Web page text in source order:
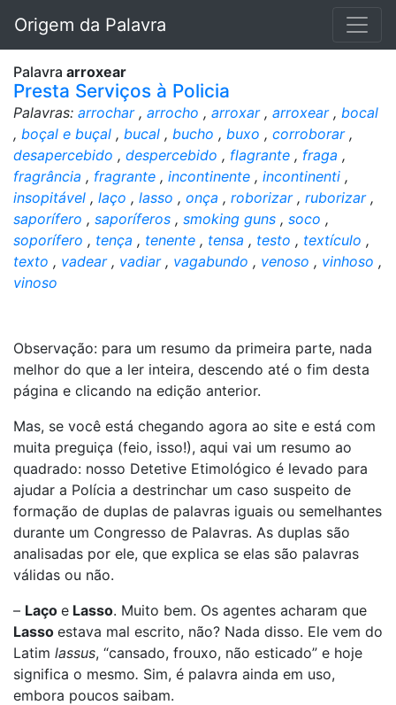
Origem da Palavra
Palavra arroxear
Presta Serviços à Policia
Palavras: arrochar, arrocho , arroxar, arroxear, bocal
, boçal e buçal , bucal , bucho , buxo , corroborar,
desapercebido , despercebido , flagrante , fraga ,
fragrância , fragrante , incontinente , incontinenti ,
insopitável , laço , lasso , onça , roborizar, ruborizar,
saporífero , saporíferos , smoking guns , soco ,
soporífero , tença , tenente , tensa , testo , textículo ,
texto , vadear, vadiar, vagabundo , venoso , vinhoso ,
vinoso
Observação: para um resumo da primeira parte, nada
melhor do que a ler inteira, descendo até o fim desta
página e clicando na edição anterior.
Mas, se você está chegando agora ao site e está com
muita preguiça (feio, isso!), aqui vai um resumo ao
quadrado: nosso Detetive Etimológico é levado para
ajudar a Polícia a destrinchar um caso suspeito de
formação de duplas de palavras iguais ou semelhantes
durante um Congresso de Palavras. As duplas são
analisadas por ele, que explica se elas são palavras
válidas ou não.
– Laço e Lasso. Muito bem. Os agentes acharam que
Lasso estava mal escrito, não? Nada disso. Ele vem do
Latim lassus, “cansado, frouxo, não esticado” e hoje
significa o mesmo. Sim, é palavra ainda em uso,
embora poucos saibam.